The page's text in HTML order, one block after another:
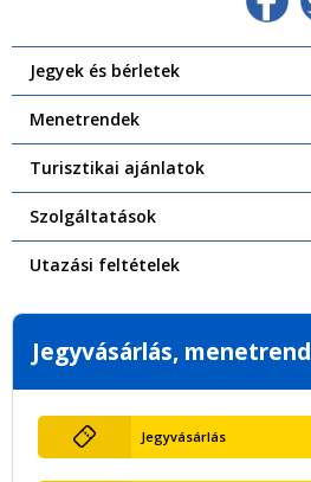
Jegyek és bérletek
Menetrendek
Turisztikai ajánlatok
Szolgáltatások
Utazási feltételek
Jegyvásárlás, menetrend
Jegyvásárlás